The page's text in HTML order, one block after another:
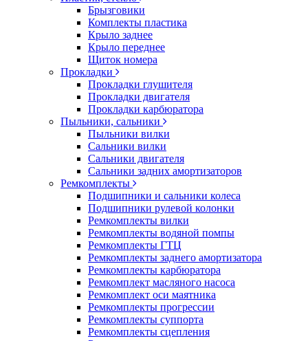
Брызговики
Комплекты пластика
Крыло заднее
Крыло переднее
Щиток номера
Прокладки
Прокладки глушителя
Прокладки двигателя
Прокладки карбюратора
Пыльники, сальники
Пыльники вилки
Сальники вилки
Сальники двигателя
Сальники задних амортизаторов
Ремкомплекты
Подшипники и сальники колеса
Подшипники рулевой колонки
Ремкомплекты вилки
Ремкомплекты водяной помпы
Ремкомплекты ГТЦ
Ремкомплекты заднего амортизатора
Ремкомплекты карбюратора
Ремкомплект масляного насоса
Ремкомплект оси маятника
Ремкомплекты прогрессии
Ремкомплекты суппорта
Ремкомплекты сцепления